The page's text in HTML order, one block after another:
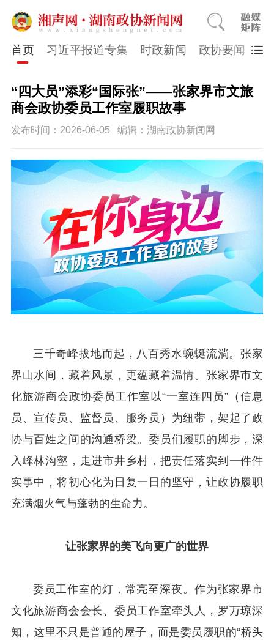
首页 习近平报道专集 时政新闻 政协要闻 市
“四大员”添彩“国际张”——张家界市文旅
商会政协委员工作室履职故事
发布时间：2026-06-05 编辑：湖南政协新闻网
三千奇峰拔地而起，八百秀水蜿蜒流淌。张家
界山水间，藏着风景，更蕴藏着温情。张家界市文
化旅游商会政协委员工作室以“一室连四员”（信息
员、宣传员、监督员、服务员）为纽带，架起了政
协与百姓之间的沟通桥梁。委员们履职的脚步，深
入峰林沟壑，走进市井乡村，把责任落实到一件件
实事中，将初心化为日复一日的坚守，让政协履职
充满烟火气与蓬勃的生命力。
让张家界的美 飞向更广的世界
委员工作室的灯，常亮至深夜。作为张家界市
文化旅游商会会长、委员工作室牵头人，罗万琼深
知，这里不只是普通的屋子，而是委员履职的“桥头